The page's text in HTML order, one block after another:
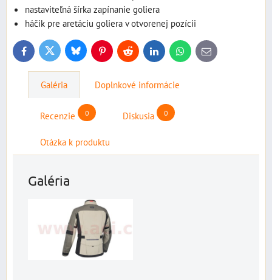
nastaviteľná šírka zapínanie goliera
háčik pre aretáciu goliera v otvorenej pozícii
FacebookTwitter BlueskyPinterestReddit LinkedInWhatsApp
E-
mail
Galéria Doplnkové informácie
Recenzie 0 Diskusia 0
Otázka k produktu
Galéria